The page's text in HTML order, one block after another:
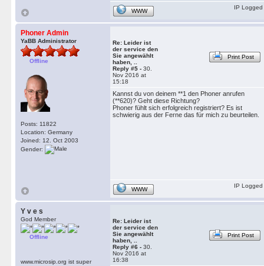
WWW
IP Logged
Phoner Admin
YaBB Administrator
Offline
Posts: 11822
Location: Germany
Joined: 12. Oct 2003
Gender:
Re: Leider ist
der service den
Sie angewählt
haben, ..
Reply #5 - 30.
Nov 2016 at
15:18
Print Post
Kannst du von deinem **1 den Phoner anrufen
(**620)? Geht diese Richtung?
Phoner fühlt sich erfolgreich registriert? Es ist
schwierig aus der Ferne das für mich zu beurteilen.
WWW
IP Logged
Y v e s
God Member
Offline
www.microsip.org ist super
Re: Leider ist
der service den
Sie angewählt
haben, ..
Reply #6 - 30.
Nov 2016 at
16:38
Print Post